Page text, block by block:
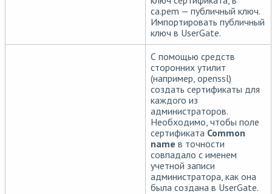
ca.pem — публичный ключ.
Импортировать публичный
ключ в UserGate.
С помощью средств
сторонних утилит
(например, openssl)
создать сертификаты для
каждого из
администраторов.
Необходимо, чтобы поле
сертификата Common
name в точности
совпадало с именем
учетной записи
администратора, как она
была создана в UserGate.